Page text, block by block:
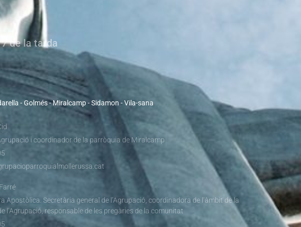
de la tarda
- Golmés - Miralcamp - Sidamon - Vila-sana
i coordinador de la parròquia de Miralcamp
Apostòlica. Secretària general de l’Agrupació, coordinadora de l’àmbit de la
l’Agrupació, responsable de les pregàries de la comunitat